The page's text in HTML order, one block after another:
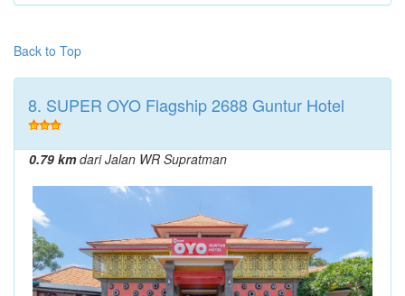
Back to Top
8. SUPER OYO Flagship 2688 Guntur Hotel
0.79 kmdari Jalan WR Supratman